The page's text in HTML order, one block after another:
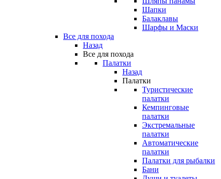
Шапки
Балаклавы
Шарфы и Маски
Все для похода
Назад
Все для похода
Палатки
Назад
Палатки
Туристические
палатки
Кемпинговые
палатки
Экстремальные
палатки
Автоматические
палатки
Палатки для рыбалки
Бани